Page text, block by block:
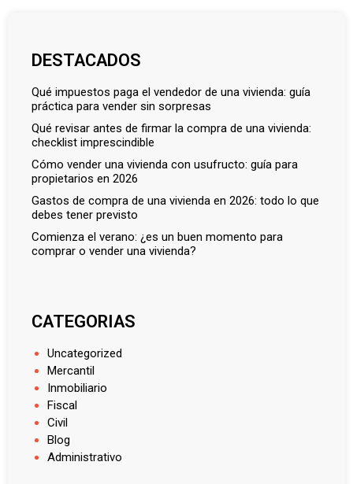
DESTACADOS
qué impuestos paga el vendedor de una vivienda: guía
práctica para vender sin sorpresas
qué revisar antes de firmar la compra de una vivienda:
checklist imprescindible
cómo vender una vivienda con usufructo: guía para
propietarios en 2026
gastos de compra de una vivienda en 2026: todo lo que
debes tener previsto
comienza el verano: ¿es un buen momento para
comprar o vender una vivienda?
CATEGORIAS
Uncategorized
Mercantil
Inmobiliario
Fiscal
Civil
Blog
Administrativo